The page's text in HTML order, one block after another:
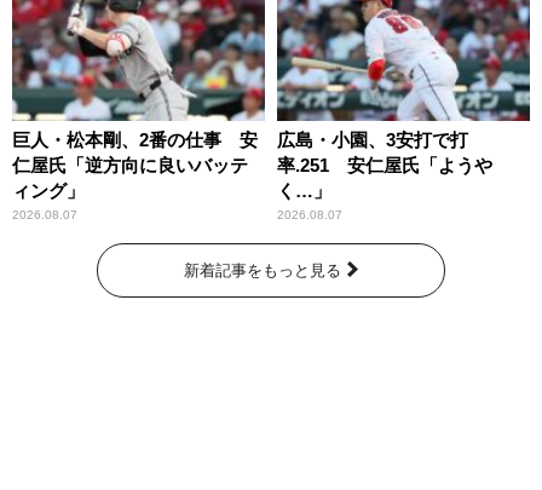
巨人・松本剛、2番の仕事 安
仁屋氏「逆方向に良いバッテ
ィング」
2026.08.07
広島・小園、3安打で打
率.251 安仁屋氏「ようや
く…」
2026.08.07
新着記事をもっと見る